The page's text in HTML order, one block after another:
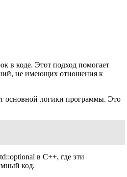
в коде. Этот подход помогает
не имеющих отношения к
основной логики программы. Это
в C++, где эти
код.